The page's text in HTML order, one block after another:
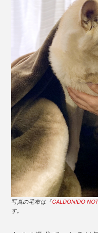
写真の毛布は『CALDONIDO
す。